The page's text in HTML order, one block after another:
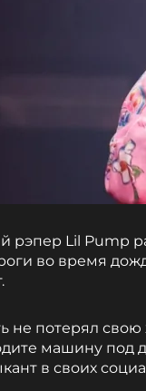
рэпер Lil Pump
во время
не потерял
машину под
в своих